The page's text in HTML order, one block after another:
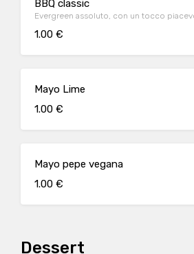
BBQ classic
Evergreen assoluto, con un tocco
1.00 €
Mayo Lime
1.00 €
Mayo pepe vegana
1.00 €
Dessert